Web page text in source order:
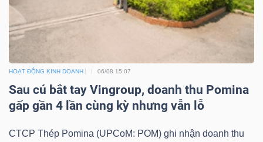
HOẠT ĐỘNG KINH DOANH 06/08 15:07
Sau cú bắt tay Vingroup, doanh thu Pomina
gấp gần 4 lần cùng kỳ nhưng vẫn lỗ
CTCP Thép Pomina (UPCoM: POM) ghi nhận doanh thu